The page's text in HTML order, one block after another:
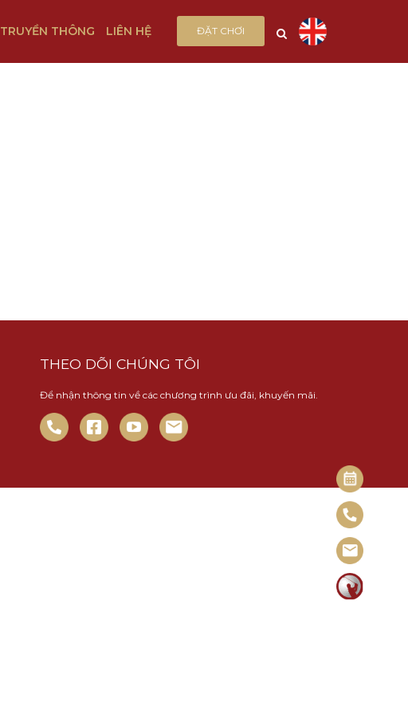
TRUYỀN THÔNG LIÊN HỆ ĐẶT CHƠI
THEO DÕI CHÚNG TÔI
Để nhận thông tin về các chương trình ưu đãi, khuyến mãi.